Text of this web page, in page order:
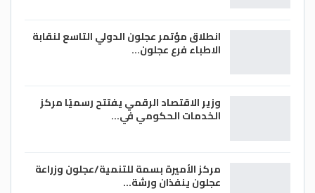
انطلاق مؤتمر عجلون الدولي التاسع لنقابة
الاطباء فرع عجلون…
وزير الاقتصاد الرقمي يفتتح رسميًا مركز
الخدمات الحكومي في…
مركز الأميرة بسمة للتنمية/عجلون وزراعة
عجلون ينفذان ورشة…